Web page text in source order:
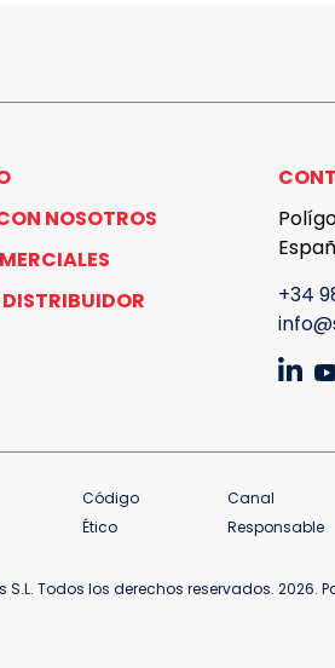
NOSOTROS
+34
Código
Ético
Canal
Responsable
Todos los derechos reservados. 2026.